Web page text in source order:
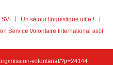
Un séjour linguistique utile !
Service Volontaire International asbl
mission-volontariat/?p=24144